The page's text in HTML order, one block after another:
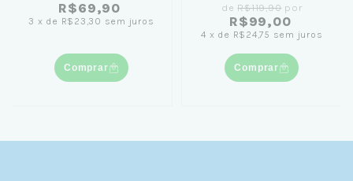
R$69,90
3 x de R$23,30 sem juros
Comprar
deR$119,90 por
R$99,00
4 x de R$24,75 sem juros
Comprar